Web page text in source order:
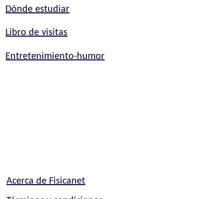
Dónde estudiar
Libro de visitas
Entretenimiento-humor
Acerca de Fisicanet